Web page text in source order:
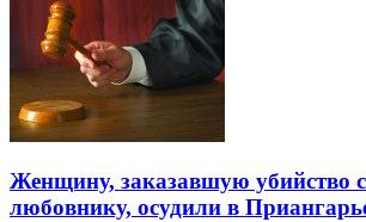
Женщину, заказавшую убийство
любовнику, осудили в